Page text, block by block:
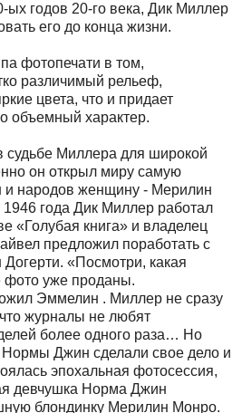
ых годов 20-го века, Дик Миллер
его до конца жизни.
фотопечати в том,
различимый рельеф,
цвета, что и придает
объемный характер.
судьбе Миллера для широкой
он открыл миру самую
и народов женщину - Мерилин
года Дик Миллер работал
«Голубая книга» и владелец
предложил поработать с
«Посмотри, какая
фото уже проданы.
Эммелин . Миллер не сразу
журналы не любят
более одного раза… Но
Джин сделали свое дело и
эпохальная фотосессия,
девчушка Норма Джин
блондинку Мерилин Монро.